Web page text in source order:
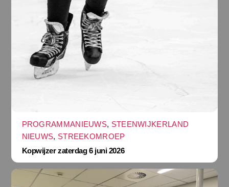
PROGRAMMANIEUWS, STEENWIJKERLAND
NIEUWS, STREEKOMROEP
Kopwijzer zaterdag 6 juni 2026